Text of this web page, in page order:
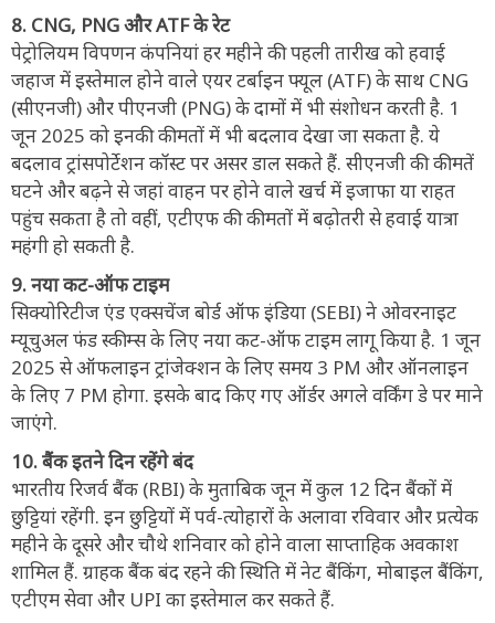
8. CNG, PNG और ATF के रेट
पेट्रोलियम विपणन कंपनियां हर महीने की पहली तारीख को हवाई
जहाज में इस्तेमाल होने वाले एयर टर्बाइन फ्यूल (ATF) के साथ CNG
(सीएनजी) और पीएनजी (PNG) के दामों में भी संशोधन करती है. 1
जून 2025 को इनकी कीमतों में भी बदलाव देखा जा सकता है. ये
बदलाव ट्रांसपोर्टेशन कॉस्ट पर असर डाल सकते हैं. सीएनजी की कीमतें
घटने और बढ़ने से जहां वाहन पर होने वाले खर्च में इजाफा या राहत
पहुंच सकता है तो वहीं, एटीएफ की कीमतों में बढ़ोतरी से हवाई यात्रा
महंगी हो सकती है.
9. नया कट-ऑफ टाइम
सिक्योरिटीज एंड एक्सचेंज बोर्ड ऑफ इंडिया (SEBI) ने ओवरनाइट
म्यूचुअल फंड स्कीम्स के लिए नया कट-ऑफ टाइम लागू किया है. 1 जून
2025 से ऑफलाइन ट्रांजेक्शन के लिए समय 3 PM और ऑनलाइन
के लिए 7 PM होगा. इसके बाद किए गए ऑर्डर अगले वर्किंग डे पर माने
जाएंगे.
10. बैंक इतने दिन रहेंगे बंद
भारतीय रिजर्व बैंक (RBI) के मुताबिक जून में कुल 12 दिन बैंकों में
छुट्टियां रहेंगी. इन छुट्टियों में पर्व-त्योहारों के अलावा रविवार और प्रत्येक
महीने के दूसरे और चौथे शनिवार को होने वाला साप्ताहिक अवकाश
शामिल हैं. ग्राहक बैंक बंद रहने की स्थिति में नेट बैंकिंग, मोबाइल बैंकिंग,
एटीएम सेवा और UPI का इस्‍तेमाल कर सकते हैं.